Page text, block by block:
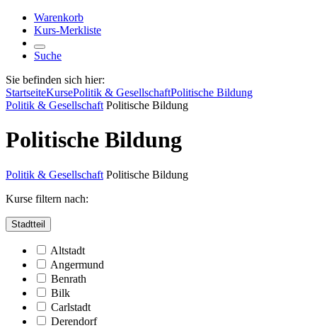
Warenkorb
Kurs-Merkliste
Suche
Sie befinden sich hier:
StartseiteKursePolitik & GesellschaftPolitische Bildung
Politik & Gesellschaft Politische Bildung
Politische Bildung
Politik & Gesellschaft Politische Bildung
Kurse filtern nach:
Stadtteil
Altstadt
Angermund
Benrath
Bilk
Carlstadt
Derendorf